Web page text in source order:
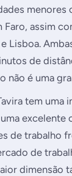
menores
Faro, assim
e Lisboa.
de
não é uma
tem uma
excelente
de trabalho
de
dimensão